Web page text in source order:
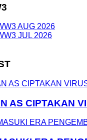
AUG 2026
JUL 2026
AS CIPTAKAN